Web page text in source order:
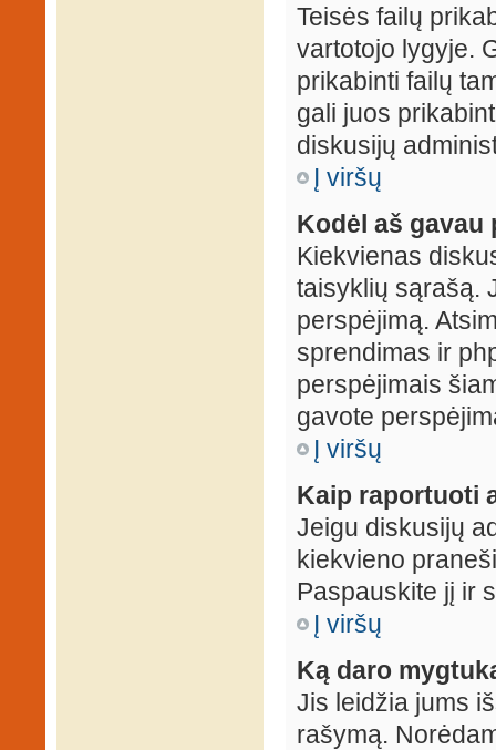
Teisės failų
vartotojo lygyje.
prikabinti failų
gali juos
diskusijų
Į viršų
Kodėl aš gavau
Kiekvienas
taisyklių sąrašą.
perspėjimą.
sprendimas ir
perspėjimais
gavote
Į viršų
Kaip raportuoti
Jeigu diskusijų
kiekvieno
Paspauskite jį ir
Į viršų
Ką daro
Jis leidžia jums
rašymą.